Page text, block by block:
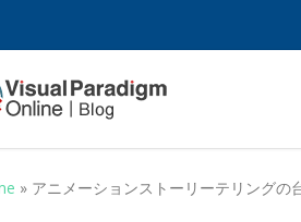
» アニメーションストーリーテリングの